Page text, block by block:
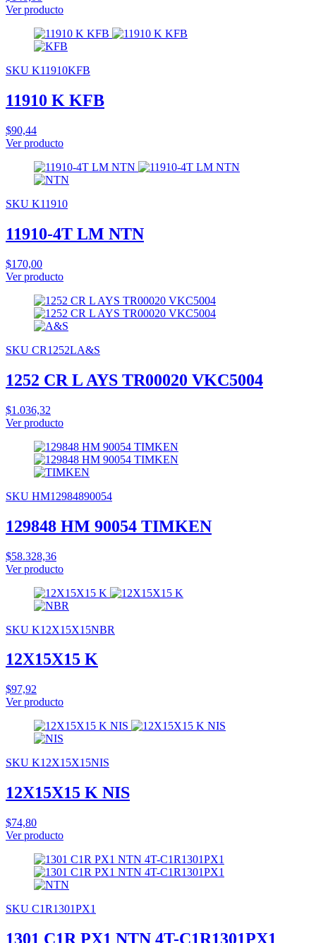
Ver producto
SKU K11910KFB
11910 K KFB
$90,44
Ver producto
SKU K11910
11910-4T LM NTN
$170,00
Ver producto
SKU CR1252LA&S
1252 CR L AYS TR00020 VKC5004
$1.036,32
Ver producto
SKU HM12984890054
129848 HM 90054 TIMKEN
$58.328,36
Ver producto
SKU K12X15X15NBR
12X15X15 K
$97,92
Ver producto
SKU K12X15X15NIS
12X15X15 K NIS
$74,80
Ver producto
SKU C1R1301PX1
1301 C1R PX1 NTN 4T-C1R1301PX1